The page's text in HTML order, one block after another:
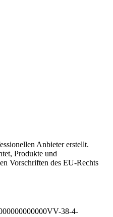
Anbieter erstellt.
Produkte und
Vorschriften des EU-Rechts
38-4-